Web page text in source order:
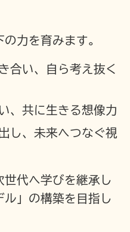
力を育みます。
合い、自ら考え抜く
、共に生きる想像力
し、未来へつなぐ視
世代へ学びを継承し
ル」の構築を目指し